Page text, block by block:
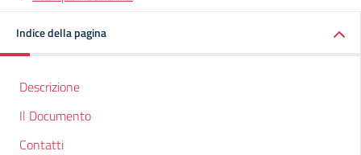
Indice della pagina
Descrizione
Il Documento
Contatti